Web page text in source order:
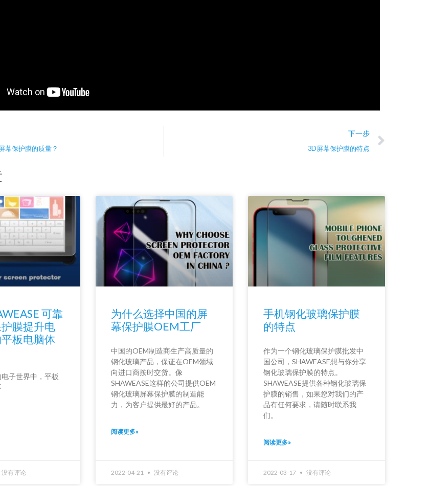
幕保护膜的质量？
下一步
3D屏幕保护膜的特点
可靠
膜提升电
板电脑体
子世界中，平板
没有评论
为什么选择中国的屏
幕保护膜OEM工厂
中国的OEM制造商生产高质量的
钢化玻璃产品，保证在OEM领域
向进口商按时交货。像
SHAWEASE这样的公司提供OEM
钢化玻璃屏幕保护膜的制造能
力，为客户提供最好的产品。
阅读更多»
2022-04-21 没有评论
手机钢化玻璃保护膜
的特点
作为一个钢化玻璃保护膜批发中
国公司，SHAWEASE想与你分享
钢化玻璃保护膜的特点。
SHAWEASE提供各种钢化玻璃保
护膜的销售，如果您对我们的产
品有任何要求，请随时联系我
们。
阅读更多»
2022-03-17 没有评论